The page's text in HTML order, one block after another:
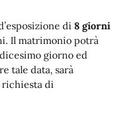
di 8 giorni
Il matrimonio potrà
giorno ed
tale data, sarà
richiesta di